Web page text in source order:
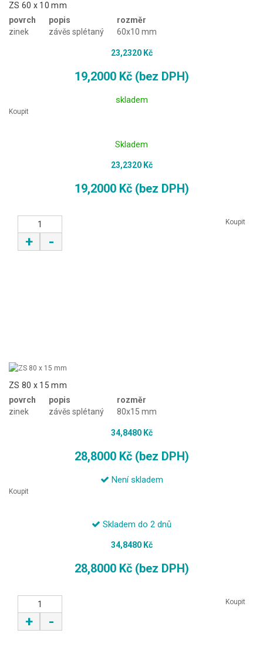
ZS 60 x 10 mm
povrch
zinek
popis
závěs splétaný
rozměr
60x10 mm
23,2320 Kč
19,2000 Kč (bez DPH)
skladem
Koupit
Skladem
23,2320 Kč
19,2000 Kč (bez DPH)
+ -
Koupit
ZS 80 x 15 mm
povrch
zinek
popis
závěs splétaný
rozměr
80x15 mm
34,8480 Kč
28,8000 Kč (bez DPH)
Není skladem
Koupit
Skladem do 2 dnů
34,8480 Kč
28,8000 Kč (bez DPH)
+ -
Koupit